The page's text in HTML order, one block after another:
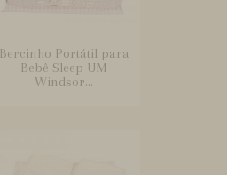
Bercinho Portátil para
Bebê Sleep UM
Windsor...